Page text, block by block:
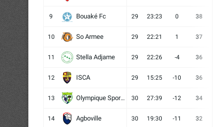
9 Bouaké Fc 29 23:23 0 38
10 So Armee 29 22:21 1 37
11 Stella Adjame 29 22:26 -4 36
12 ISCA 29 15:25 -10 36
13 Olympique Sport d'Abobo FC 30 27:39 -12 34
14 Agboville 30 19:30 -11 32